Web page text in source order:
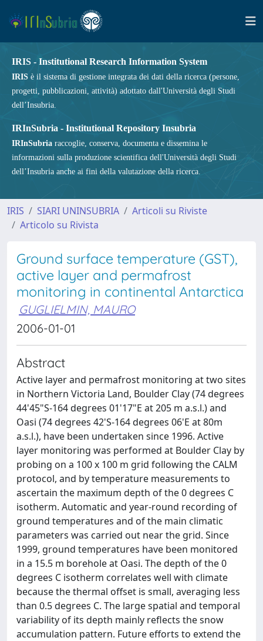
IRIS - Institutional Research Information System
IRIS è il sistema di gestione integrata dei dati della ricerca (persone,
progetti, pubblicazioni, attività) adottato dall'Università degli Studi
dell’Insubria.
IRInSubria - Institutional Repository Insubria
IRInSubria raccoglie, conserva, documenta e dissemina le
informazioni sulla produzione scientifica dell'Università degli Studi
dell’Insubria anche ai fini della valutazione della ricerca.
IRIS SIARI UNINSUBRIA
Articoli su Riviste
Articolo su Rivista
Ground surface temperature (GST),
active layer and permafrost
monitoring in continental Antarctica
GUGLIELMIN, MAURO
2006-01-01
Abstract
Active layer and permafrost monitoring at two sites
in Northern Victoria Land, Boulder Clay (74 degrees
44'45"S-164 degrees 01'17"E at 205 m a.s.l.) and
Oasi (74 degrees 42'S-164 degrees 06'E at 80m
a.s.l.), have been undertaken since 1996. Active
layer monitoring was performed at Boulder Clay by
probing on a 100 x 100 m grid following the CALM
protocol, and by temperature measurements to
ascertain the maximum depth of the 0 degrees C
isotherm. Automatic and year-round recording of
ground temperatures and of the main climatic
parameters was carried out near the grid. Since
1999, ground temperatures have been monitored
in a 15.5 m borehole at Oasi. The depth of the 0
degrees C isotherm correlates well with climate
because the thermal offset is small, averaging less
than 0.5 degrees C. The large spatial and temporal
variability of its depth mainly reflects the snow
accumulation pattern. Future efforts to extend the